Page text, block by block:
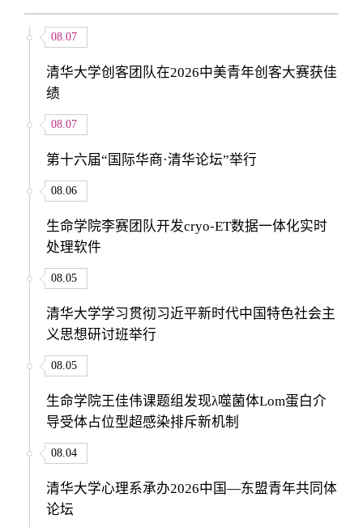
08.07
清华大学创客团队在2026中美青年创客大赛获佳
绩
08.07
第十六届“国际华商·清华论坛”举行
08.06
生命学院李赛团队开发cryo-ET数据一体化实时
处理软件
08.05
清华大学学习贯彻习近平新时代中国特色社会主
义思想研讨班举行
08.05
生命学院王佳伟课题组发现λ噬菌体Lom蛋白介
导受体占位型超感染排斥新机制
08.04
清华大学心理系承办2026中国—东盟青年共同体
论坛